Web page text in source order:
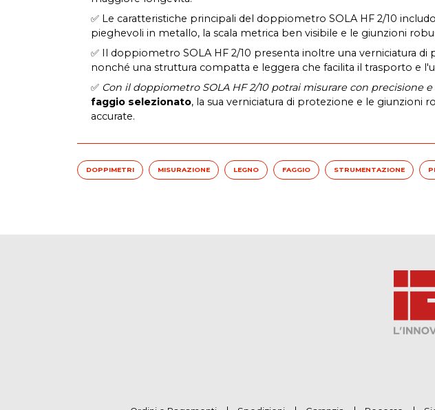
✅ Le caratteristiche principali del doppiometro SOLA HF 2/10
pieghevoli in metallo, la scala metrica ben visibile e le giunzioni
✅ Il doppiometro SOLA HF 2/10 presenta inoltre una verniciatura
nonché una struttura compatta e leggera che facilita il trasporto e
✅ Con il doppiometro SOLA HF 2/10 potrai misurare con precisione
faggio selezionato, la sua verniciatura di protezione e le giunzioni
accurate.
DOPPIMETRI MISURAZIONE LEGNO FAGGIO STRUMENTAZIONE